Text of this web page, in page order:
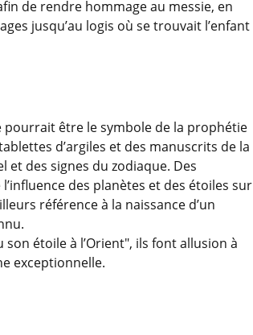
de rendre hommage au messie, en
jusqu’au logis où se trouvait l’enfant
pourrait être le symbole de la prophétie
d’argiles et des manuscrits de la
des signes du zodiaque. Des
des planètes et des étoiles sur
référence à la naissance d’un
étoile à l’Orient", ils font allusion à
exceptionnelle.